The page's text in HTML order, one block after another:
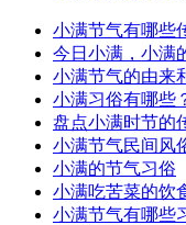
小满节气有哪些
今日小满，小满
小满节气的由来
小满习俗有哪些
盘点小满时节的
小满节气民间风
小满的节气习俗
小满吃苦菜的饮
小满节气有哪些